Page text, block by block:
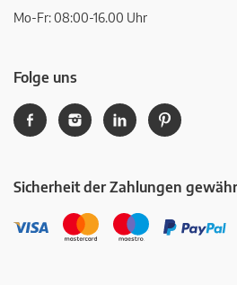
Mo-Fr: 08:00-16.00 Uhr
Folge uns
Sicherheit der Zahlungen